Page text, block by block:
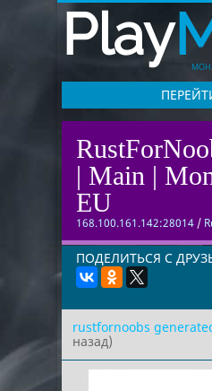
Play
| Main |
EU
168.100.161.142:28014 /
ПОДЕЛИТЬСЯ С
rustfornoobs
назад)